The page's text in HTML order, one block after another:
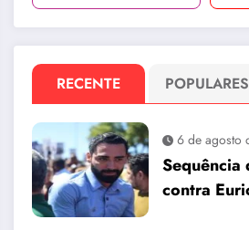
RECENTE POPULARES
6 de agosto
Sequência
contra